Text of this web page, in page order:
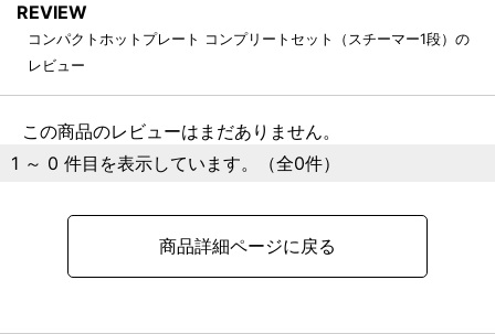
REVIEW
コンパクトホットプレート コンプリートセット（スチーマー1段）の
レビュー
この商品のレビューはまだありません。
1 ～ 0 件目を表示しています。（全0件）
商品詳細ページに戻る